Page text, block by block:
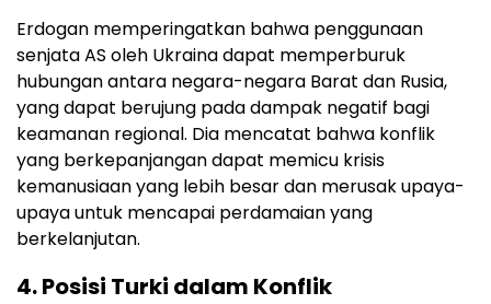
Erdogan memperingatkan bahwa penggunaan
senjata AS oleh Ukraina dapat memperburuk
hubungan antara negara-negara Barat dan Rusia,
yang dapat berujung pada dampak negatif bagi
keamanan regional. Dia mencatat bahwa konflik
yang berkepanjangan dapat memicu krisis
kemanusiaan yang lebih besar dan merusak upaya-
upaya untuk mencapai perdamaian yang
berkelanjutan.
4.Posisi Turki dalam Konflik